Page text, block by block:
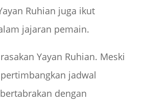
Ruhian juga ikut
jajaran pemain.
Yayan Ruhian. Meski
jadwal
dengan